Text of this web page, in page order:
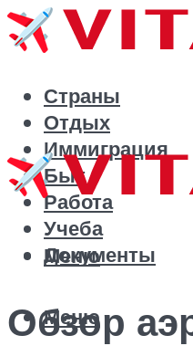
Страны
Отдых
Иммиграция
Быт
Работа
Учеба
Документы
Меню
Меню
Обзор